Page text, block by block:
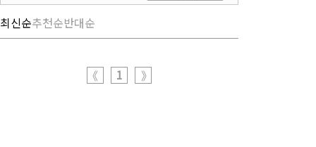
최신순추천순반대순
《 1 》